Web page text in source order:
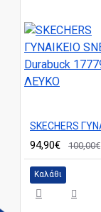
94,90€ 100,00€
Καλάθι